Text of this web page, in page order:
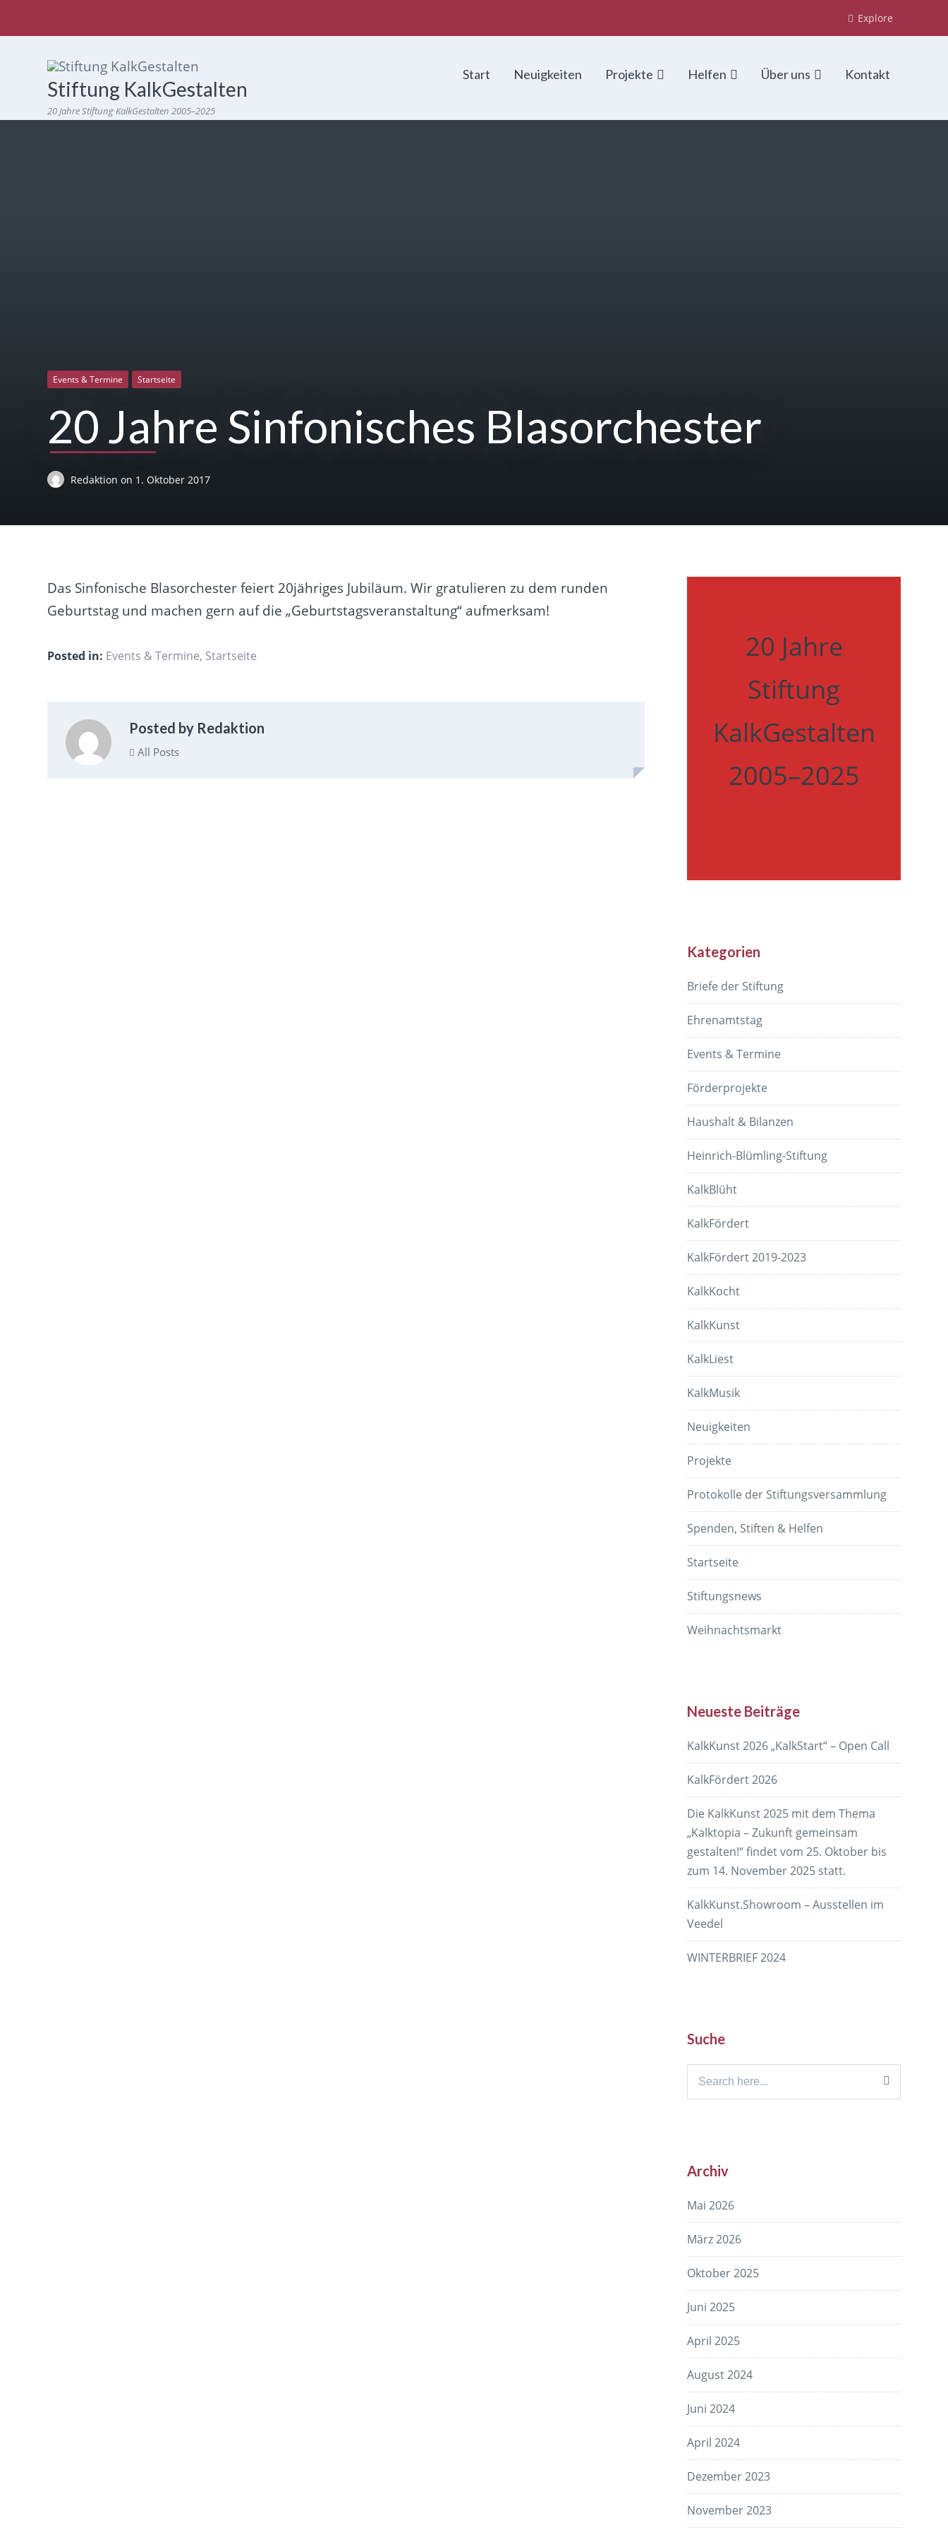
Explore
Stiftung KalkGestalten
20 Jahre Stiftung KalkGestalten 2005–2025
Start Neuigkeiten Projekte Helfen Über uns Kontakt
Events & Termine Startseite
20 Jahre Sinfonisches Blasorchester
Redaktionon 1. Oktober 2017
Das Sinfonische Blasorchester feiert 20jähriges Jubiläum. Wir gratulieren zu dem runden
Geburtstag und machen gern auf die „Geburtstagsveranstaltung“ aufmerksam!
Posted in: Events & Termine, Startseite
Posted by Redaktion
All Posts
20 Jahre
Stiftung
KalkGestalten
2005–2025
Kategorien
Briefe der Stiftung
Ehrenamtstag
Events & Termine
Förderprojekte
Haushalt & Bilanzen
Heinrich-Blümling-Stiftung
KalkBlüht
KalkFördert
KalkFördert 2019-2023
KalkKocht
KalkKunst
KalkLiest
KalkMusik
Neuigkeiten
Projekte
Protokolle der Stiftungsversammlung
Spenden, Stiften & Helfen
Startseite
Stiftungsnews
Weihnachtsmarkt
Neueste Beiträge
KalkKunst 2026 „KalkStart“ – Open Call
KalkFördert 2026
Die KalkKunst 2025 mit dem Thema
„Kalktopia – Zukunft gemeinsam
gestalten!“ findet vom 25. Oktober bis
zum 14. November 2025 statt.
KalkKunst.Showroom – Ausstellen im
Veedel
WINTERBRIEF 2024
Suche
Search
Archiv
Mai 2026
März 2026
Oktober 2025
Juni 2025
April 2025
August 2024
Juni 2024
April 2024
Dezember 2023
November 2023